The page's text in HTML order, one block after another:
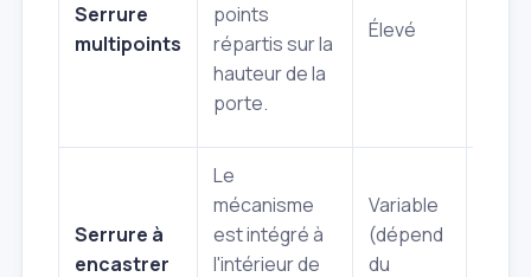
Serrure
multipoints
points
répartis sur la
hauteur de la
porte.
Élevé
Serrure à
encastrer
Le
mécanisme
est intégré à
l'intérieur de
Variable
(dépend
du